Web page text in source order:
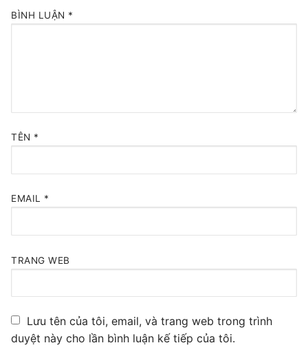
BÌNH LUẬN *
TÊN *
EMAIL *
TRANG WEB
Lưu tên của tôi, email, và trang web trong trình
duyệt này cho lần bình luận kế tiếp của tôi.